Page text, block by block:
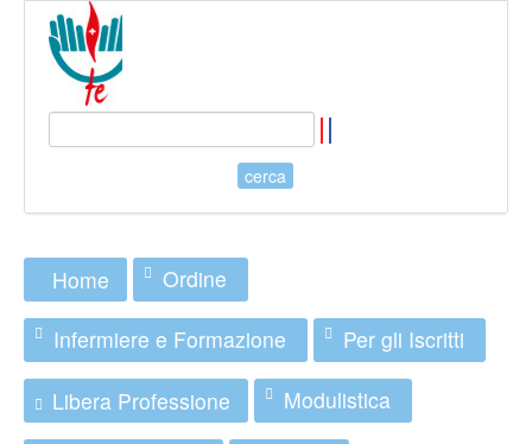
Home Ordine
Infermiere e Formazione Per gli Iscritti
Libera Professione Modulistica